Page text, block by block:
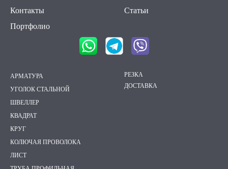
Контакты
Статьи
Портфолио
АРМАТУРА
УГОЛОК СТАЛЬНОЙ
ШВЕЛЛЕР
КВАДРАТ
КРУГ
КОЛЮЧАЯ ПРОВОЛОКА
ЛИСТ
РЕЗКА
ДОСТАВКА